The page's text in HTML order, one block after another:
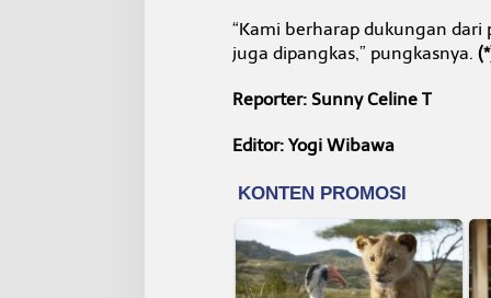
“Kami berharap dukungan
juga dipangkas,” pungkasnya.
Reporter: Sunny Celine T
Editor: Yogi Wibawa